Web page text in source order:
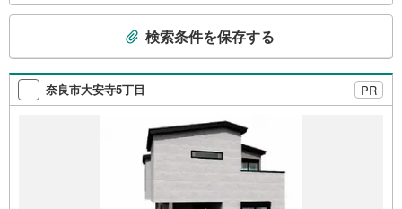
えお問い合わせください。-----------------------------
検
索
条
検索条件を保存する
奈良市大安寺5丁目 PR